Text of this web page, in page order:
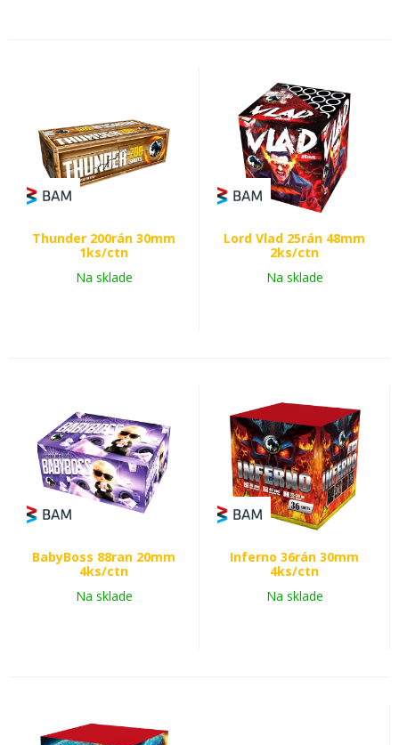
Thunder 200rán 30mm
1ks/ctn
Na sklade
Lord Vlad 25rán 48mm
2ks/ctn
Na sklade
BabyBoss 88ran 20mm
4ks/ctn
Na sklade
Inferno 36rán 30mm
4ks/ctn
Na sklade